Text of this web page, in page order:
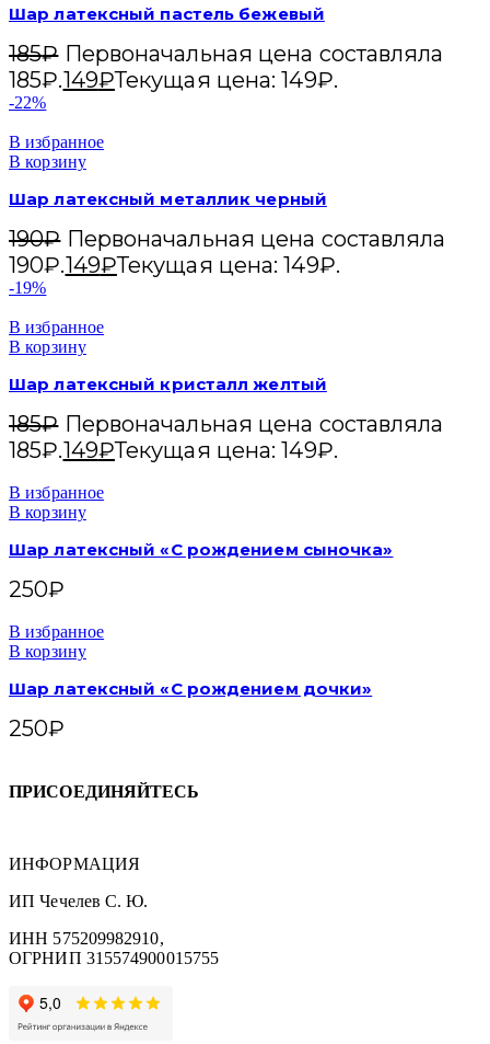
Шар латексный пастель бежевый
185₽ Первоначальная цена составляла
185₽.149₽Текущая цена: 149₽.
-22%
В избранное
В корзину
Шар латексный металлик черный
190₽ Первоначальная цена составляла
190₽.149₽Текущая цена: 149₽.
-19%
В избранное
В корзину
Шар латексный кристалл желтый
185₽ Первоначальная цена составляла
185₽.149₽Текущая цена: 149₽.
В избранное
В корзину
Шар латексный «С рождением сыночка»
250₽
В избранное
В корзину
Шар латексный «С рождением дочки»
250₽
ПРИСОЕДИНЯЙТЕСЬ
ИНФОРМАЦИЯ
ИП Чечелев С. Ю.
ИНН 575209982910,
ОГРНИП 315574900015755